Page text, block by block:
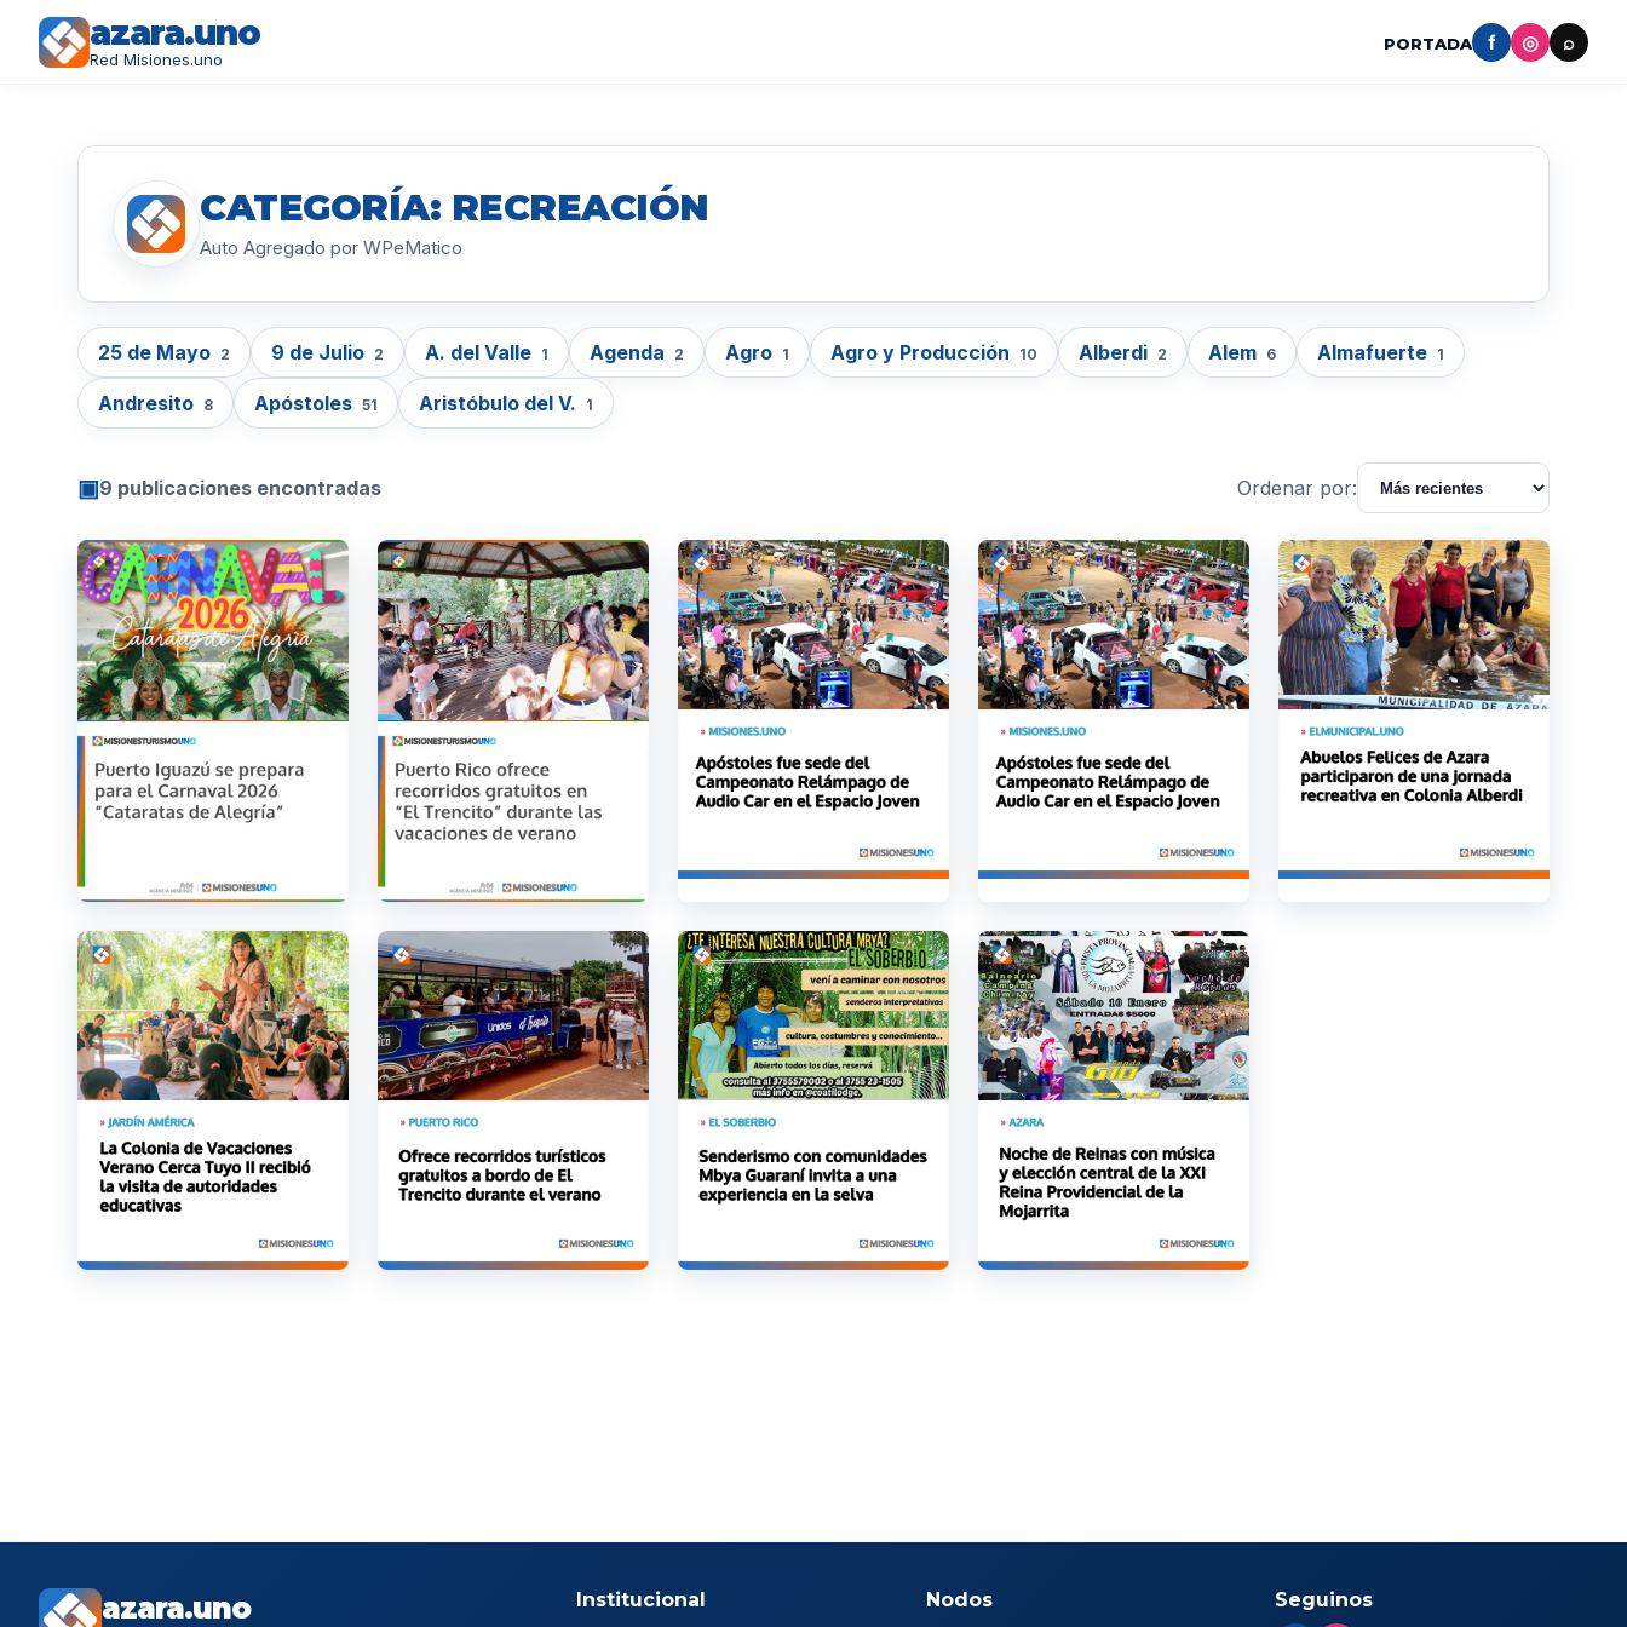
azara.uno
Red Misiones.uno
PORTADA f ◎ ⌕
CATEGORÍA: RECREACIÓN
Auto Agregado por WPeMatico
25 de Mayo 2 9 de Julio 2 A. del Valle 1 Agenda 2 Agro 1 Agro y Producción 10 Alberdi 2 Alem 6 Almafuerte 1
Andresito 8 Apóstoles 51 Aristóbulo del V. 1
▣9 publicaciones encontradas Ordenar por:
azara.uno Institucional Nodos Seguinos